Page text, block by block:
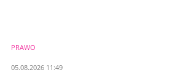
PRAWO
05.08.2026 11:49